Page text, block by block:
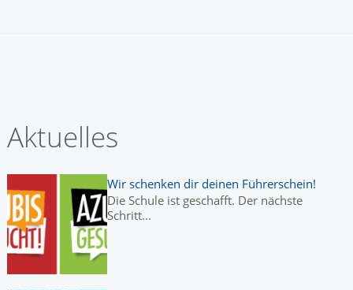
Aktuelles
Wir schenken dir deinen Führerschein!
Die Schule ist geschafft. Der nächste
Schritt...